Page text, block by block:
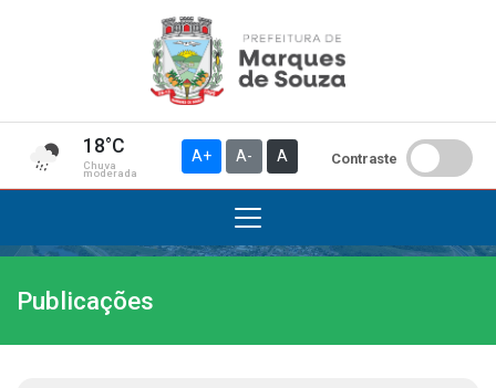
18°C
Chuva
moderada
A+ A- A Contraste
Institucional
A Prefeitura
Publicações